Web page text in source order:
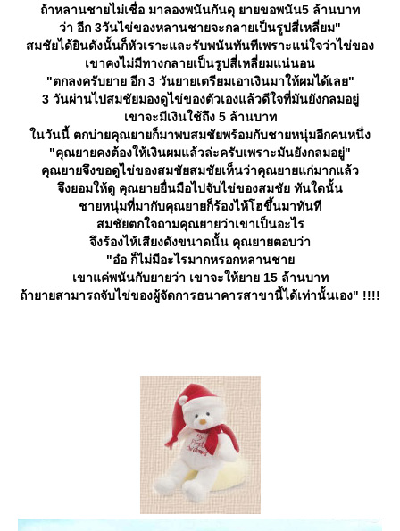
ถ้าหลานชายไม่เชื่อ มาลองพนันกันดุ ยายขอพนัน5 ล้านบาท
ว่า อีก 3วันไข่ของหลานชายจะกลายเป็นรูปสี่เหลี่ยม"
สมชัยได้ยินดังนั้นก็หัวเราะและรับพนันทันทีเพราะแน่ใจว่าไข่ของ
เขาคงไม่มีทางกลายเป็นรูปสี่เหลี่ยมแน่นอน
"ตกลงครับยาย อีก 3 วันยายเตรียมเอาเงินมาให้ผมได้เลย"
3 วันผ่านไปสมชัยมองดูไข่ของตัวเองแล้วดีใจที่มันยังกลมอยู่
เขาจะมีเงินใช้ถึง 5 ล้านบาท
นวันนี้ ตกบ่ายคุณยายก็มาพบสมชัยพร้อมกับชายหนุ่มอีกคนหนึ่ง
"คุณยายคงต้องให้เงินผมแล้วล่ะครับเพราะมันยังกลมอยู่"
คุณยายจึงขอดูไข่ของสมชัยสมชัยเห็นว่าคุณยายแก่มากแล้ว
จึงยอมให้ดู คุณยายยื่นมือไปจับไข่ของสมชัย ทันใดนั้น
ชายหนุ่มที่มากับคุณยายก็ร้องไห้โฮขึ้นมาทันที
สมชัยตกใจถามคุณยายว่าเขาเป็นอะไร
จึงร้องไห้เสียงดังขนาดนั้น คุณยายตอบว่า
"อ๋อ ก็ไม่มีอะไรมากหรอกหลานชา
เขาแค่พนันกับยายว่า เขาจะให้ยาย 15 ล้านบาท
ถ้ายายสามารถจับไข่ของผู้จัดการธนาคารสาขานี้ได้เท่านั้นเอง" !!!!